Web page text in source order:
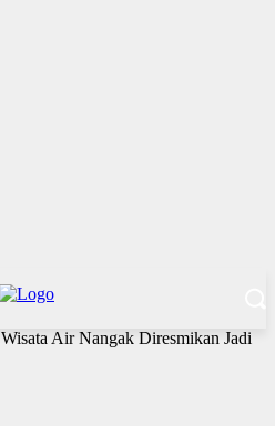
Wisata Air Nangak Diresmikan Jadi